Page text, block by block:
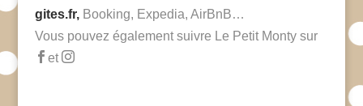
gites.fr,Booking, Expedia, AirBnB…
Vous pouvez également suivre Le Petit Monty sur
 et 